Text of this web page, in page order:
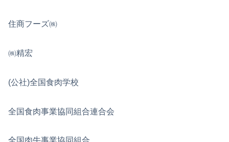
住商フーズ㈱
㈱精宏
(公社)全国食肉学校
全国食肉事業協同組合連合会